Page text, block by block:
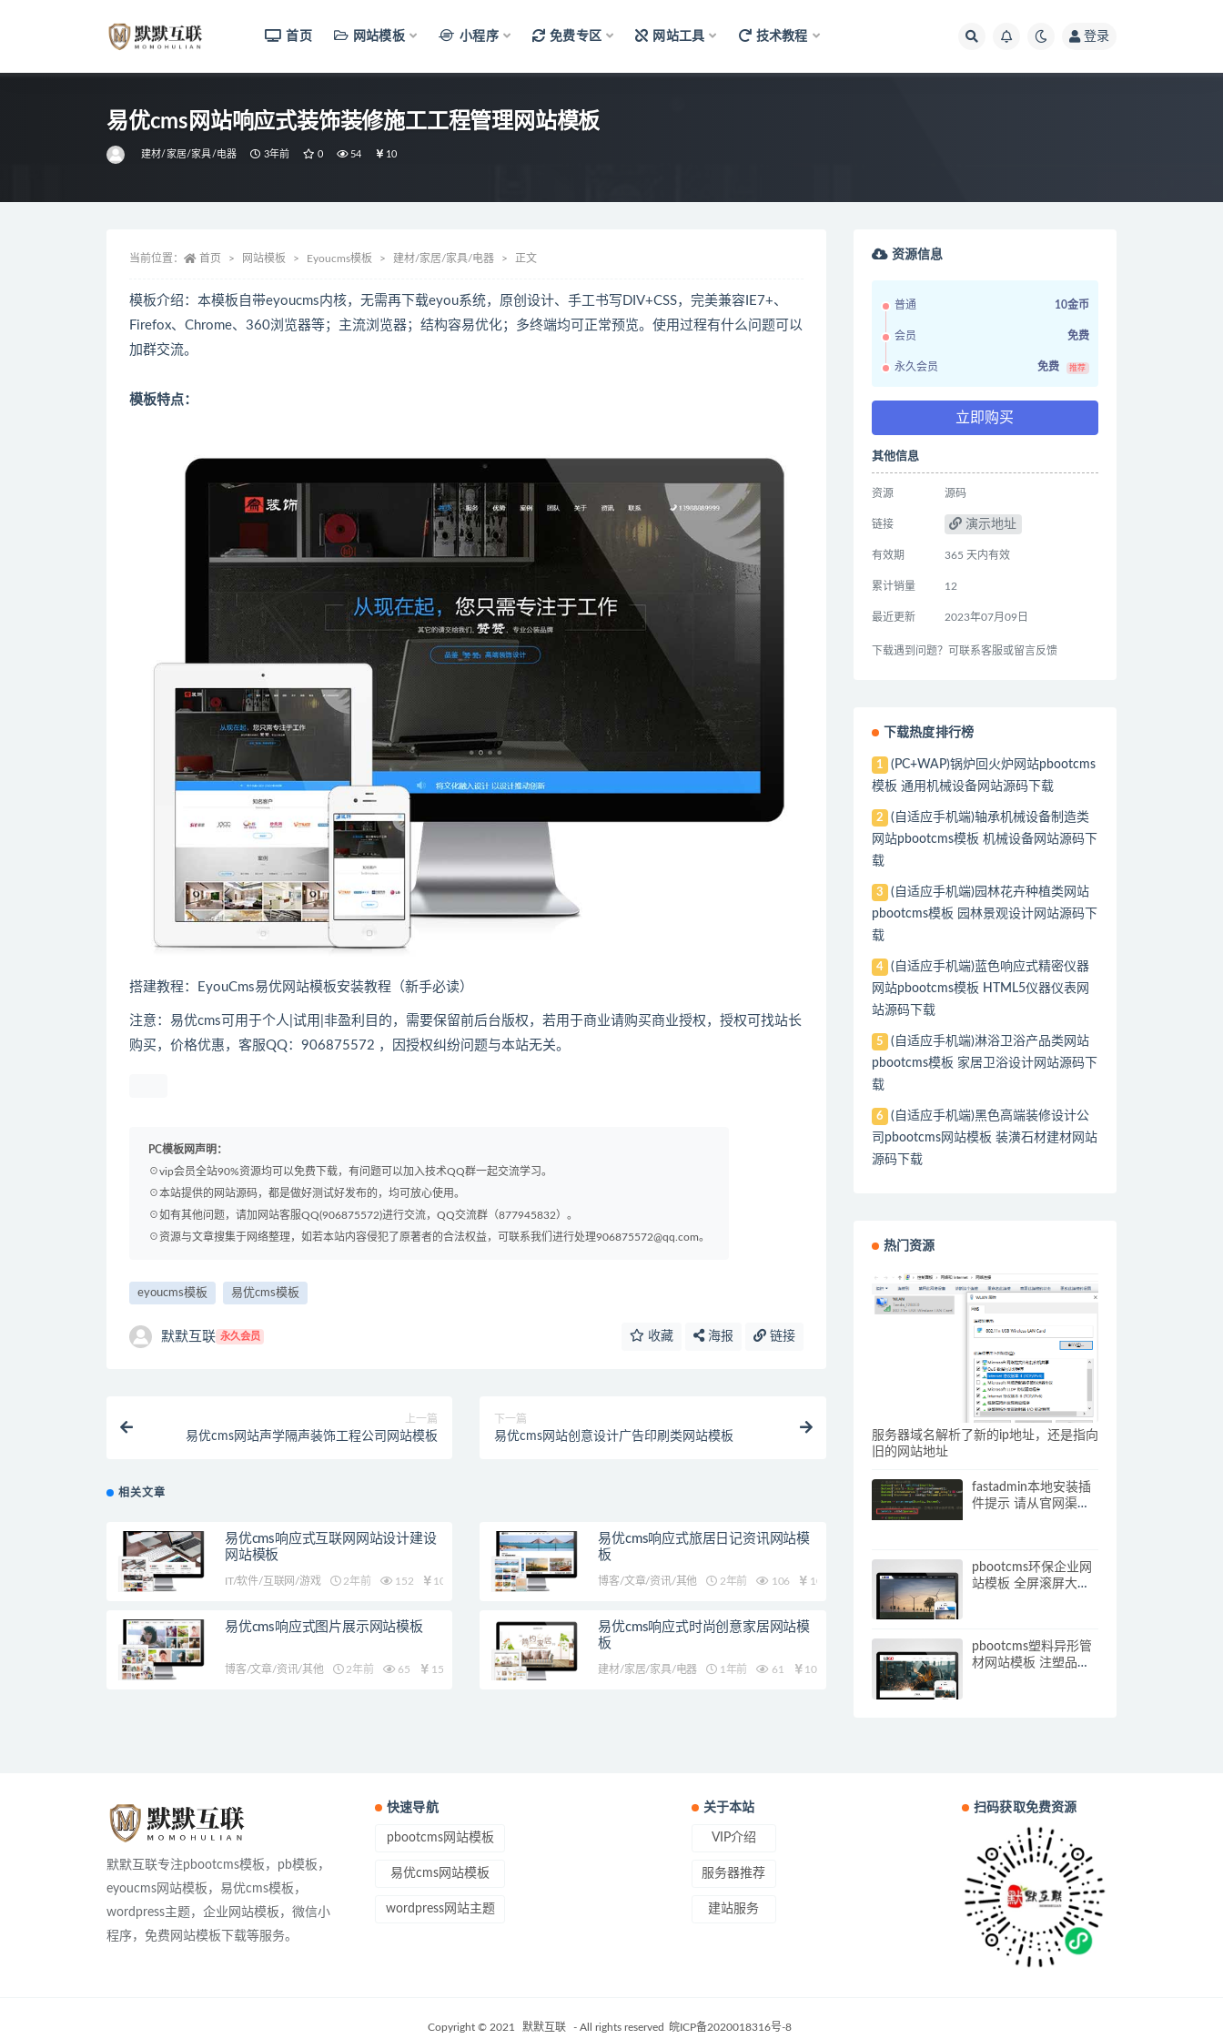
首页 网站模板 小程序 免费专区 网站工具 技术教程 登录
易优cms网站响应式装饰装修施工工程管理网站模板
建材/家居/家具/电器 3年前 0 54 10
当前位置： 首页 网站模板 Eyoucms模板 建材/家居/家具/电器 正文
模板介绍：本模板自带eyoucms内核，无需再下载eyou系统，原创设计、手工书写DIV+CSS，完美兼容IE7+、
Firefox、Chrome、360浏览器等；主流浏览器；结构容易优化；多终端均可正常预览。使用过程有什么问题可以
加群交流。
模板特点：
搭建教程： EyouCms易优网站模板安装教程（新手必读）
注意：易优cms可用于个人|试用|非盈利目的，需要保留前后台版权，若用于商业请购买商业授权，授权可找站长
购买，价格优惠，客服QQ：906875572 ，因授权纠纷问题与本站无关。
PC模板网声明：
☉vip会员全站90%资源均可以免费下载，有问题可以加入技术QQ群一起交流学习。
☉本站提供的网站源码，都是做好测试好发布的，均可放心使用。
☉如有其他问题，请加网站客服QQ(906875572)进行交流，QQ交流群（877945832）。
☉资源与文章搜集于网络整理，如若本站内容侵犯了原著者的合法权益，可联系我们进行处理906875572@qq.com。
eyoucms模板 易优cms模板
默默互联 永久会员 收藏 海报 链接
上一篇
易优cms网站声学隔声装饰工程公司网站模板
下一篇
易优cms网站创意设计广告印刷类网站模板
相关文章
易优cms响应式互联网网站设计建设
网站模板
IT/软件/互联网/游戏 2年前 152 10
易优cms响应式旅居日记资讯网站模
板
博客/文章/资讯/其他 2年前 106 10
易优cms响应式图片展示网站模板
博客/文章/资讯/其他 2年前 65 15
易优cms响应式时尚创意家居网站模
板
建材/家居/家具/电器 1年前 61 10
资源信息
普通 10金币
会员 免费
永久会员 免费 推荐
立即购买
其他信息
资源 源码
链接 演示地址
有效期 365 天内有效
累计销量 12
最近更新 2023年07月09日
下载遇到问题？可联系客服或留言反馈
下载热度排行榜
1
(PC+WAP)锅炉回火炉网站pbootcms
模板 通用机械设备网站源码下载
2
(自适应手机端)轴承机械设备制造类
网站pbootcms模板 机械设备网站源码下
载
3
(自适应手机端)园林花卉种植类网站
pbootcms模板 园林景观设计网站源码下
载
4
(自适应手机端)蓝色响应式精密仪器
网站pbootcms模板 HTML5仪器仪表网
站源码下载
5
(自适应手机端)淋浴卫浴产品类网站
pbootcms模板 家居卫浴设计网站源码下
载
6
(自适应手机端)黑色高端装修设计公
司pbootcms网站模板 装潢石材建材网站
源码下载
热门资源
服务器域名解析了新的ip地址，还是指向
旧的网站地址
fastadmin本地安装插
件提示 请从官网渠道
pbootcms环保企业网
站模板 全屏滚屏大气
pbootcms塑料异形管
材网站模板 注塑品网
默默互联专注pbootcms模板，pb模板，
eyoucms网站模板，易优cms模板，
wordpress主题，企业网站模板，微信小
程序，免费网站模板下载等服务。
快速导航
pbootcms网站模板
易优cms网站模板
wordpress网站主题
关于本站
VIP介绍
服务器推荐
建站服务
扫码获取免费资源
Copyright © 2021 默默互联 - All rights reserved 皖ICP备2020018316号-8